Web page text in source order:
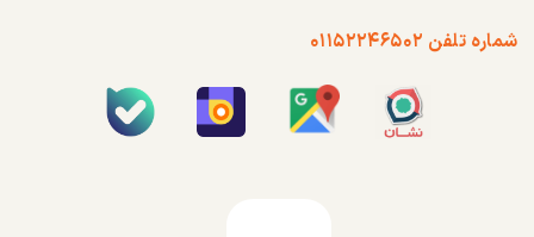
شماره تلفن ۰۱۱۵۲۲۴۶۵۰۲